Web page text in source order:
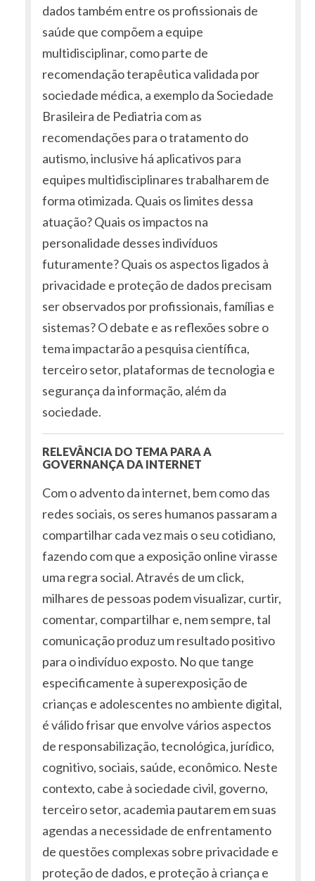
dados também entre os profissionais de
saúde que compõem a equipe
multidisciplinar, como parte de
recomendação terapêutica validada por
sociedade médica, a exemplo da Sociedade
Brasileira de Pediatria com as
recomendações para o tratamento do
autismo, inclusive há aplicativos para
equipes multidisciplinares trabalharem de
forma otimizada. Quais os limites dessa
atuação? Quais os impactos na
personalidade desses indivíduos
futuramente? Quais os aspectos ligados à
privacidade e proteção de dados precisam
ser observados por profissionais, famílias e
sistemas? O debate e as reflexões sobre o
tema impactarão a pesquisa científica,
terceiro setor, plataformas de tecnologia e
segurança da informação, além da
sociedade.
RELEVÂNCIA DO TEMA PARA A
GOVERNANÇA DA INTERNET
Com o advento da internet, bem como das
redes sociais, os seres humanos passaram a
compartilhar cada vez mais o seu cotidiano,
fazendo com que a exposição online virasse
uma regra social. Através de um click,
milhares de pessoas podem visualizar, curtir,
comentar, compartilhar e, nem sempre, tal
comunicação produz um resultado positivo
para o indivíduo exposto. No que tange
especificamente à superexposição de
crianças e adolescentes no ambiente digital,
é válido frisar que envolve vários aspectos
de responsabilização, tecnológica, jurídico,
cognitivo, sociais, saúde, econômico. Neste
contexto, cabe à sociedade civil, governo,
terceiro setor, academia pautarem em suas
agendas a necessidade de enfrentamento
de questões complexas sobre privacidade e
proteção de dados, e proteção à criança e